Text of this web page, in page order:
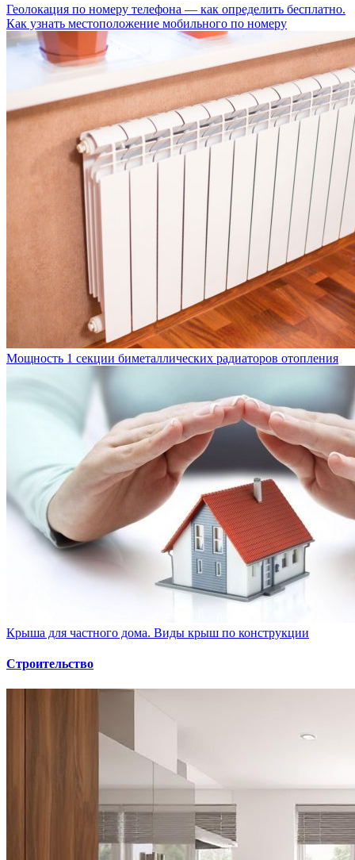
Геолокация по номеру телефона — как определить бесплатно.
Как узнать местоположение мобильного по номеру
Мощность 1 секции биметаллических радиаторов отопления
Крыша для частного дома. Виды крыш по конструкции
Строительство